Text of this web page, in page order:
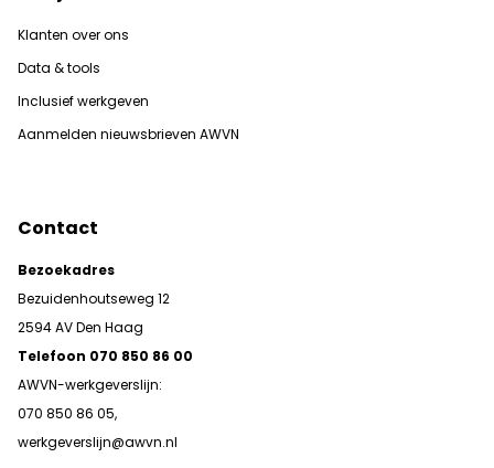
Klanten over ons
Data & tools
Inclusief werkgeven
Aanmelden nieuwsbrieven AWVN
Contact
Bezoekadres
Bezuidenhoutseweg 12
2594 AV Den Haag
Telefoon 070 850 86 00
AWVN-werkgeverslijn:
070 850 86 05,
werkgeverslijn@awvn.nl